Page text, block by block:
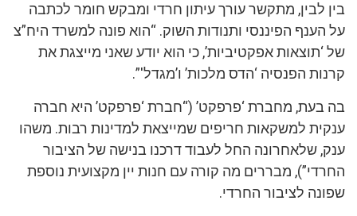
בין לבין, מתקשר עורך עיתון חרדי ומבקש חומר לכתבה
על הענף הפיננסי ותנודות השוק. “הוא פונה למשרד היח”צ
של ‘תוצאות אפקטיביות’, כי הוא יודע שאני מייצגת את
קרנות הפנסיה ‘הדס מלכות’ ו’מגדל'”.
בה בעת, מחברת ‘פרפקט’ (“חברת ‘פרפקט’ היא חברה
ענקית למשקאות חריפים שמייצאת למדינות רבות. משהו
ענק, שלאחרונה החל לעבוד דרכנו בנישה של הציבור
החרדי”), מבררים מה קורה עם חנות יין מקצועית נוספת
שפונה לציבור החרדי.